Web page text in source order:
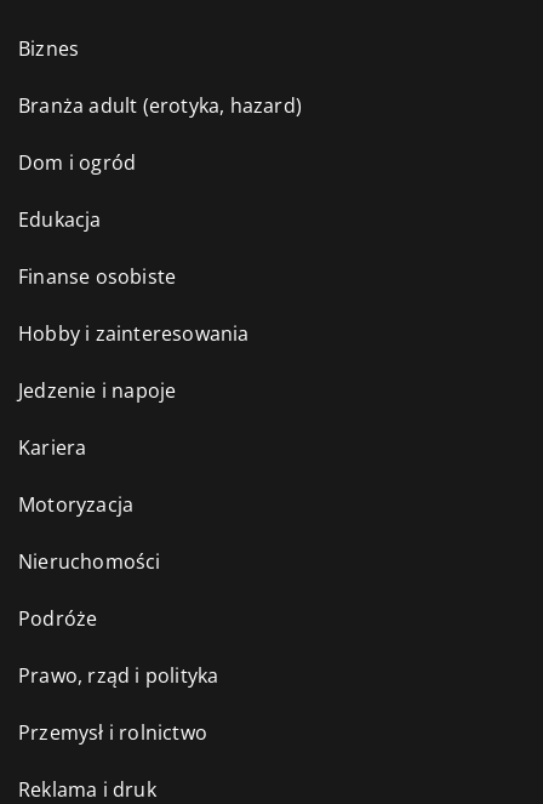
Biznes
Branża adult (erotyka, hazard)
Dom i ogród
Edukacja
Finanse osobiste
Hobby i zainteresowania
Jedzenie i napoje
Kariera
Motoryzacja
Nieruchomości
Podróże
Prawo, rząd i polityka
Przemysł i rolnictwo
Reklama i druk